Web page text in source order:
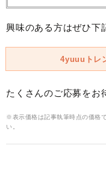
興味のある方はぜひ下
4yuuuトレ
たくさんのご応募をお
※表示価格は記事執筆時点の価格
い。